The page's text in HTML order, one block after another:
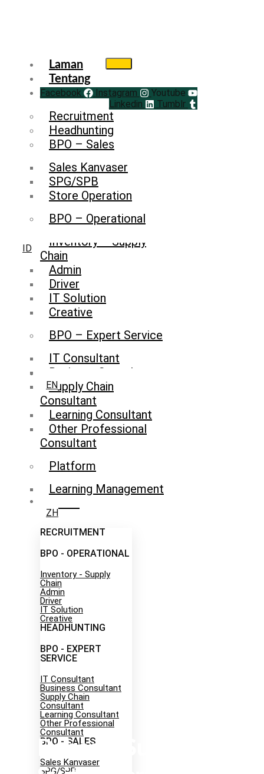
Laman
Tentang
Service
Recruitment
Headhunting
BPO – Sales
Sales Kanvaser
SPG/SPB
Store Operation
BPO – Operational
Inventory – Supply
Chain
Admin
Driver
IT Solution
Creative
BPO – Expert Service
IT Consultant
Business Consultant
Supply Chain
Consultant
Learning Consultant
Other Professional
Consultant
Platform
Learning Management
RECRUITMENT
BPO - OPERATIONAL
Inventory - Supply
Chain
Admin
Driver
IT Solution
Creative
HEADHUNTING
BPO - EXPERT
SERVICE
IT Consultant
Business Consultant
Supply Chain
Consultant
Learning Consultant
Other Professional
Consultant
BPO - SALES
Sales Kanvaser
SPG/SPB
Facebook Instagram
Youtube
Linkedin
Tumblr
ID
EN
ZH
Career
Rahasia Sukses C-